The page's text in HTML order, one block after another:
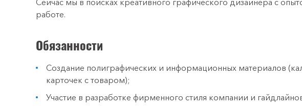
Сейчас мы в поисках креативного графического дизайнера с
работе.
Обязанности
Создание полиграфических и информационных материалов
карточек с товаром);
Участие в разработке фирменного стиля компании и